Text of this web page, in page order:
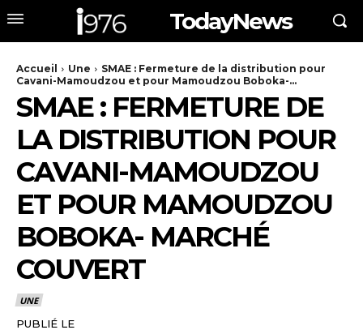
TodayNews
Accueil Une
SMAE : Fermeture de la distribution pour
Cavani-Mamoudzou et pour Mamoudzou Boboka-...
SMAE : FERMETURE DE
LA DISTRIBUTION POUR
CAVANI-MAMOUDZOU
ET POUR MAMOUDZOU
BOBOKA- MARCHÉ
COUVERT
UNE
PUBLIÉ LE